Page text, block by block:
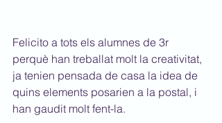
Felicito a tots els alumnes de 3r
perquè han treballat molt la creativitat,
ja tenien pensada de casa la idea de
quins elements posarien a la postal, i
han gaudit molt fent-la.